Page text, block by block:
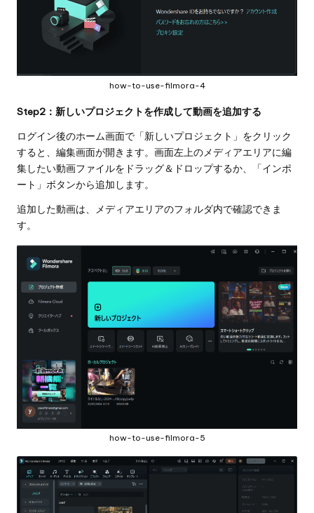
how-to-use-filmora-4
Step2：新しいプロジェクトを作成して動画を追加する
ログイン後のホーム画面で「新しいプロジェクト」をクリック
すると、編集画面が開きます。画面左上のメディアエリアに編
集したい動画ファイルをドラッグ＆ドロップするか、「インポ
ート」ボタンから追加します。
追加した動画は、メディアエリアのフォルダ内で確認できま
す。
how-to-use-filmora-5